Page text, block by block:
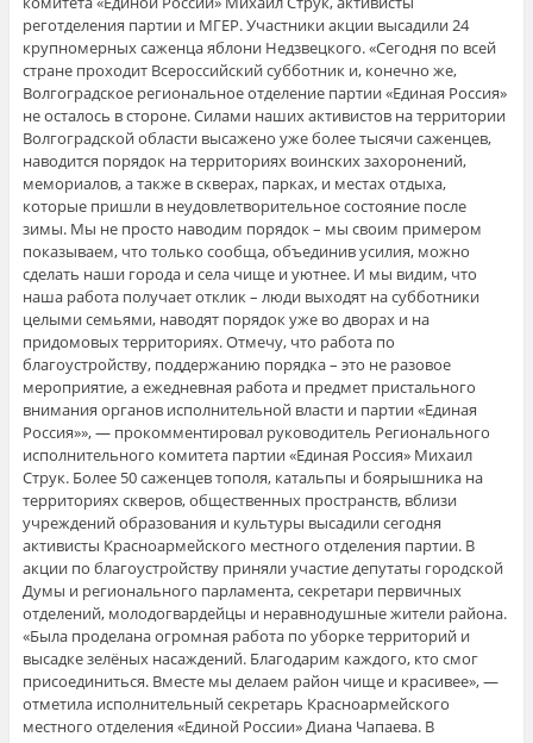
реготделения партии и МГЕР. Участники акции высадили 24
крупномерных саженца яблони Недзвецкого. «Сегодня по всей
стране проходит Всероссийский субботник и, конечно же,
Волгоградское региональное отделение партии «Единая Россия»
не осталось в стороне. Силами наших активистов на территории
Волгоградской области высажено уже более тысячи саженцев,
наводится порядок на территориях воинских захоронений,
мемориалов, а также в скверах, парках, и местах отдыха,
которые пришли в неудовлетворительное состояние после
зимы. Мы не просто наводим порядок – мы своим примером
показываем, что только сообща, объединив усилия, можно
сделать наши города и села чище и уютнее. И мы видим, что
наша работа получает отклик – люди выходят на субботники
целыми семьями, наводят порядок уже во дворах и на
придомовых территориях. Отмечу, что работа по
благоустройству, поддержанию порядка – это не разовое
мероприятие, а ежедневная работа и предмет пристального
внимания органов исполнительной власти и партии «Единая
Россия»», — прокомментировал руководитель Регионального
исполнительного комитета партии «Единая Россия» Михаил
Струк. Более 50 саженцев тополя, катальпы и боярышника на
территориях скверов, общественных пространств, вблизи
учреждений образования и культуры высадили сегодня
активисты Красноармейского местного отделения партии. В
акции по благоустройству приняли участие депутаты городской
Думы и регионального парламента, секретари первичных
отделений, молодогвардейцы и неравнодушные жители района.
«Была проделана огромная работа по уборке территорий и
высадке зелёных насаждений. Благодарим каждого, кто смог
присоединиться. Вместе мы делаем район чище и красивее», —
отметила исполнительный секретарь Красноармейского
местного отделения «Единой России» Диана Чапаева. В